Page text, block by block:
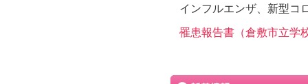
インフルエンザ、新型コ
罹患報告書（倉敷市立学